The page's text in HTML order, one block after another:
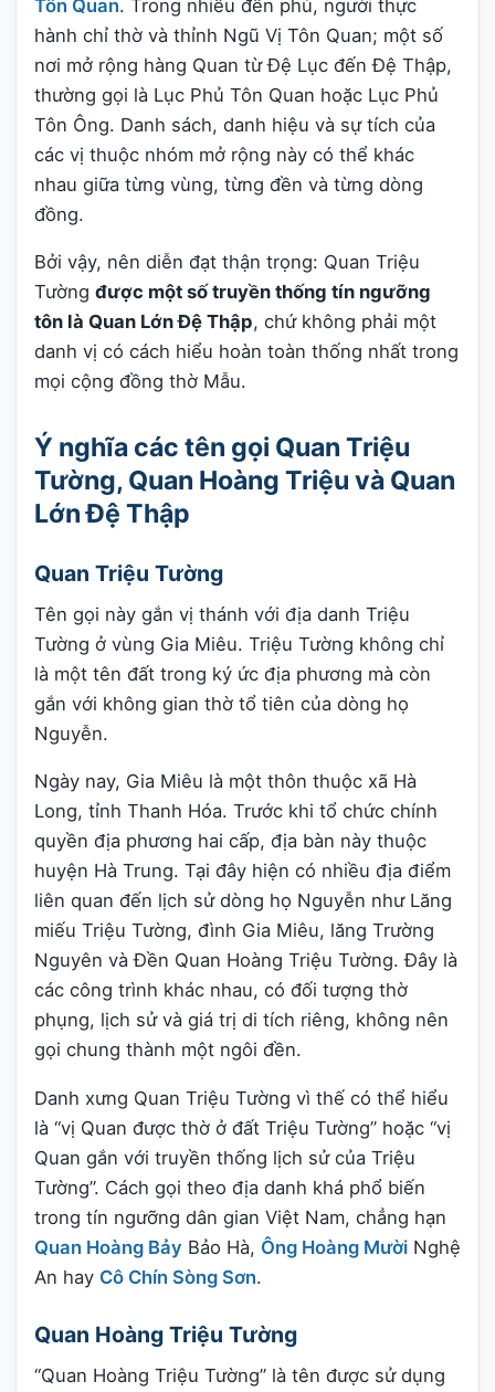
Tôn Quan. Trong nhiều đền phủ, người thực
hành chỉ thờ và thỉnh Ngũ Vị Tôn Quan; một số
nơi mở rộng hàng Quan từ Đệ Lục đến Đệ Thập,
thường gọi là Lục Phủ Tôn Quan hoặc Lục Phủ
Tôn Ông. Danh sách, danh hiệu và sự tích của
các vị thuộc nhóm mở rộng này có thể khác
nhau giữa từng vùng, từng đền và từng dòng
đồng.
Bởi vậy, nên diễn đạt thận trọng: Quan Triệu
Tường được một số truyền thống tín ngưỡng
tôn là Quan Lớn Đệ Thập, chứ không phải một
danh vị có cách hiểu hoàn toàn thống nhất trong
mọi cộng đồng thờ Mẫu.
Ý nghĩa các tên gọi Quan Triệu
Tường, Quan Hoàng Triệu và Quan
Lớn Đệ Thập
Quan Triệu Tường
Tên gọi này gắn vị thánh với địa danh Triệu
Tường ở vùng Gia Miêu. Triệu Tường không chỉ
là một tên đất trong ký ức địa phương mà còn
gắn với không gian thờ tổ tiên của dòng họ
Nguyễn.
Ngày nay, Gia Miêu là một thôn thuộc xã Hà
Long, tỉnh Thanh Hóa. Trước khi tổ chức chính
quyền địa phương hai cấp, địa bàn này thuộc
huyện Hà Trung. Tại đây hiện có nhiều địa điểm
liên quan đến lịch sử dòng họ Nguyễn như Lăng
miếu Triệu Tường, đình Gia Miêu, lăng Trường
Nguyên và Đền Quan Hoàng Triệu Tường. Đây là
các công trình khác nhau, có đối tượng thờ
phụng, lịch sử và giá trị di tích riêng, không nên
gọi chung thành một ngôi đền.
Danh xưng Quan Triệu Tường vì thế có thể hiểu
là “vị Quan được thờ ở đất Triệu Tường” hoặc “vị
Quan gắn với truyền thống lịch sử của Triệu
Tường”. Cách gọi theo địa danh khá phổ biến
trong tín ngưỡng dân gian Việt Nam, chẳng hạn
Quan Hoàng Bảy Bảo Hà, Ông Hoàng Mười Nghệ
An hay Cô Chín Sòng Sơn.
Quan Hoàng Triệu Tường
“Quan Hoàng Triệu Tường” là tên được sử dụng